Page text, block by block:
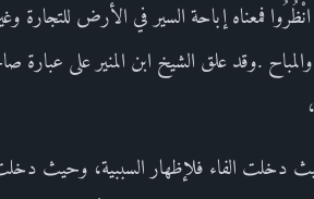
فمعناه إباحة السير في الأرض للتجارة
والمباح .وقد علق الشيخ ابن المنير على
دخلت الفاء فلإظهار السببية، وحيث دخلت